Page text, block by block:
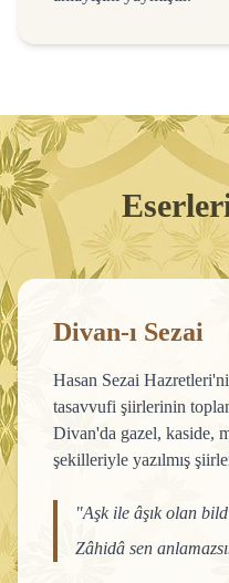
Hasan Sezai Hazretleri’nin
Divan-ı Sezai
Hasan Sezai
tasavvufi şiirlerinin
Divan'da gazel, kaside,
şekilleriyle yazılmış
"Aşk ile âşık olan
Zâhidâ sen